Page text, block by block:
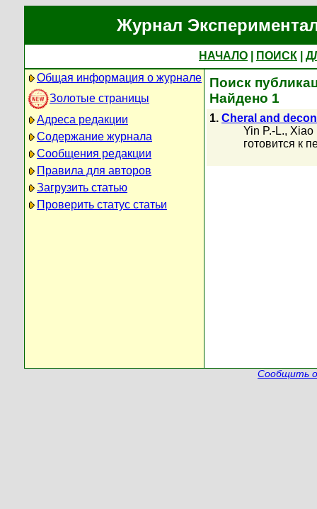
Журнал
НАЧАЛО ПОИСК
Общая информация о журнале
Золотые страницы
Адреса редакции
Содержание журнала
Сообщения редакции
Правила для авторов
Загрузить статью
Проверить статус статьи
Поиск
Найдено 1
1. Cheral and
Yin P.-L., Xiao
готовится к
Сообщить о